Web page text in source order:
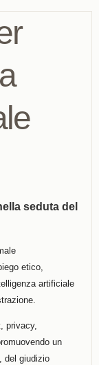
seduta del
etico,
artificiale
privacy,
un
del giudizio